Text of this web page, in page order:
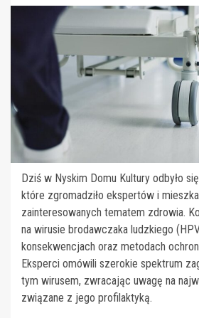
Dziś w Nyskim Domu Kultury odbyło
które zgromadziło ekspertów i
zainteresowanych tematem zdrowia.
na wirusie brodawczaka ludzkiego
konsekwencjach oraz metodach
Eksperci omówili szerokie spektrum
tym wirusem, zwracając uwagę na
związane z jego profilaktyką.